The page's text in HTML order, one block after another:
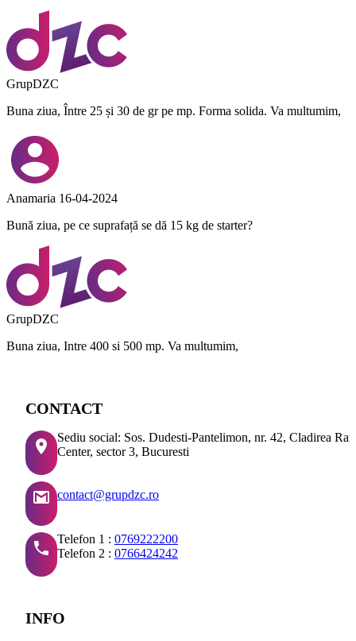
GrupDZC
Buna ziua, Între 25 și 30 de gr pe mp. Forma solida. Va multumim,
Anamaria 16-04-2024
Bună ziua, pe ce suprafață se dă 15 kg de starter?
GrupDZC
Buna ziua, Intre 400 si 500 mp. Va multumim,
CONTACT
Sediu social: Sos. Dudesti-Pantelimon, nr. 42, Cladirea
Center, sector 3, Bucuresti
contact@grupdzc.ro
Telefon 1 : 0769222200
Telefon 2 : 0766424242
INFO